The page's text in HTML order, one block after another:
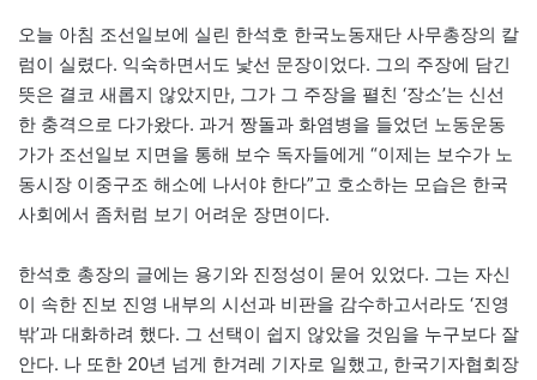
오늘 아침 조선일보에 실린 한석호 한국노동재단 사무총장의 칼
럼이 실렸다. 익숙하면서도 낯선 문장이었다. 그의 주장에 담긴
뜻은 결코 새롭지 않았지만, 그가 그 주장을 펼친 ‘장소’는 신선
한 충격으로 다가왔다. 과거 짱돌과 화염병을 들었던 노동운동
가가 조선일보 지면을 통해 보수 독자들에게 “이제는 보수가 노
동시장 이중구조 해소에 나서야 한다”고 호소하는 모습은 한국
사회에서 좀처럼 보기 어려운 장면이다.
한석호 총장의 글에는 용기와 진정성이 묻어 있었다. 그는 자신
이 속한 진보 진영 내부의 시선과 비판을 감수하고서라도 ‘진영
밖’과 대화하려 했다. 그 선택이 쉽지 않았을 것임을 누구보다 잘
안다. 나 또한 20년 넘게 한겨레 기자로 일했고, 한국기자협회장